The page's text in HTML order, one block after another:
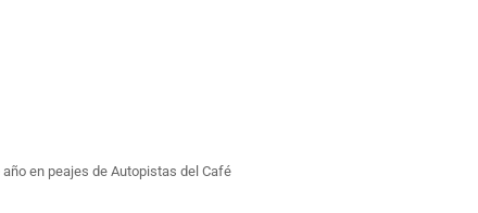
en peajes de Autopistas del Café